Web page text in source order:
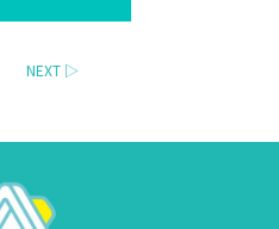
NEXT ▷